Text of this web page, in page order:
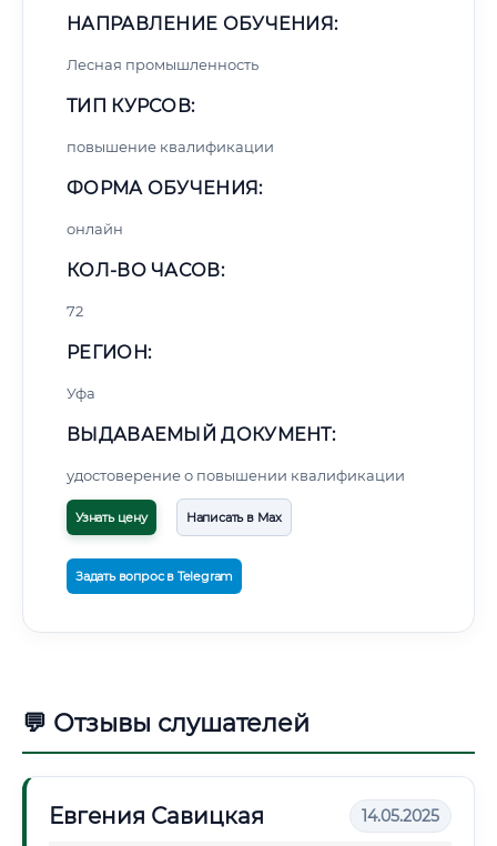
НАПРАВЛЕНИЕ ОБУЧЕНИЯ:
Лесная промышленность
ТИП КУРСОВ:
повышение квалификации
ФОРМА ОБУЧЕНИЯ:
онлайн
КОЛ-ВО ЧАСОВ:
72
РЕГИОН:
Уфа
ВЫДАВАЕМЫЙ ДОКУМЕНТ:
удостоверение о повышении квалификации
Узнать цену Написать в Max
Задать вопрос в Telegram
💬 Отзывы слушателей
Евгения Савицкая 14.05.2025